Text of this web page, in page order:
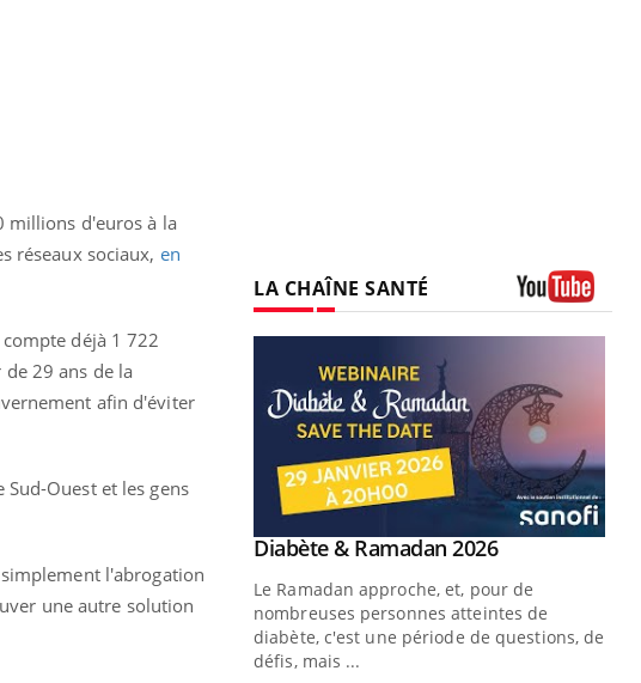
millions d'euros à la
réseaux sociaux, en
déjà 1 722
29 ans de la
afin d'éviter
Ouest et les gens
l'abrogation
une autre solution
LA CHAÎNE SANTÉ
Youtube
Diabète & Ramadan 2026Youtube
Le Ramadan approche, et, pour de
nombreuses personnes atteintes de
diabète, c'est une période de questions, de
défis, mais ...